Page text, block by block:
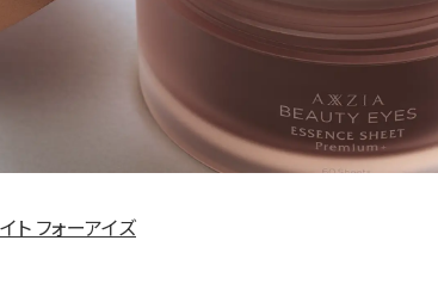
ト フォーアイズ